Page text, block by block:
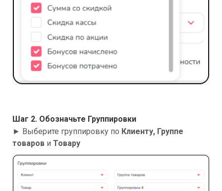
Шаг 2. Обозначьте Группировки
► Выберите группировку по Клиенту, Группе
товаров и Товару